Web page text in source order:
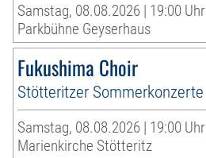
Samstag, 08.08.2026 | 19:00 Uhr
Parkbühne Geyserhaus
Fukushima Choir
Stötteritzer Sommerkonzerte
Samstag, 08.08.2026 | 19:00 Uhr
Marienkirche Stötteritz